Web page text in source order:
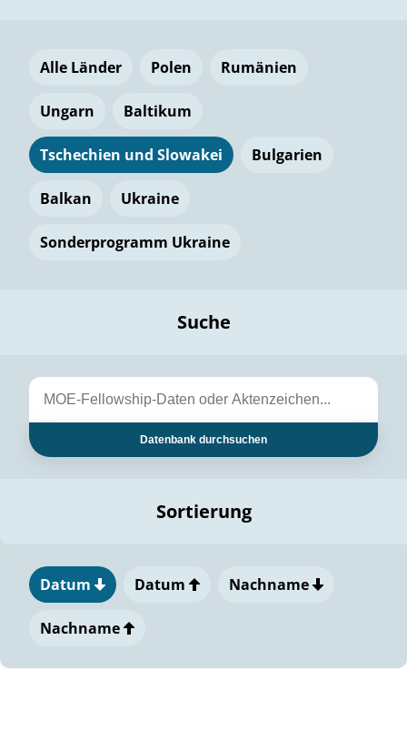
Alle Länder Polen Rumänien
Ungarn Baltikum
Tschechien und Slowakei Bulgarien
Balkan Ukraine
Sonderprogramm Ukraine
Suche
Datenbank durchsuchen
Sortierung
Datum Datum Nachname
Nachname